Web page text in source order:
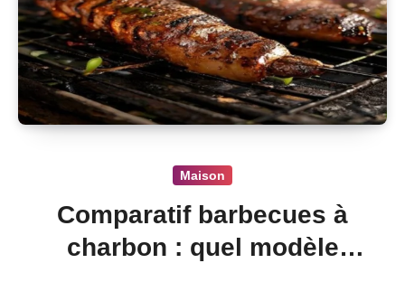
Maison
Comparatif barbecues à
charbon : quel modèle